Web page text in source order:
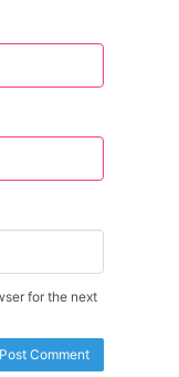
for the next